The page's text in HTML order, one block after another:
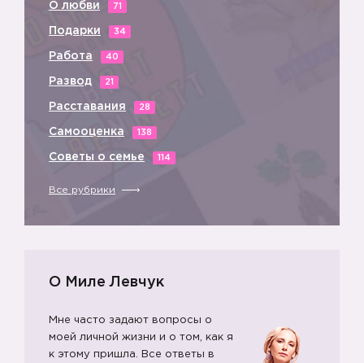
О любви 71
Подарки 34
Работа 40
Развод 21
Расставания 28
Самооценка 138
Советы о семье 114
Все рубрики
О Миле Левчук
Мне часто задают вопросы о
моей личной жизни и о том, как я
к этому пришла. Все ответы в